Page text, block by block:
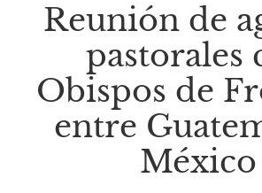
Reunión de
pastorales
Obispos de
entre
México